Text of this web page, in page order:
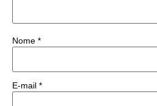
Nome *
E-mail *